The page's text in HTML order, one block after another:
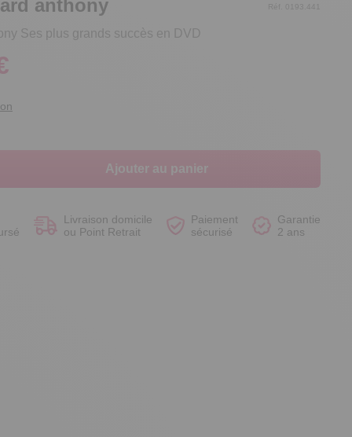
anthony
Ses plus grands succès en DVD
Réf. 0193.441
Ajouter au panier
Livraison domicile
ou Point Retrait
Paiement
sécurisé
Garantie
2 ans